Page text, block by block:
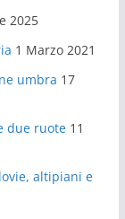
2025
1 Marzo 2021
umbra 17
due ruote 11
altipiani e